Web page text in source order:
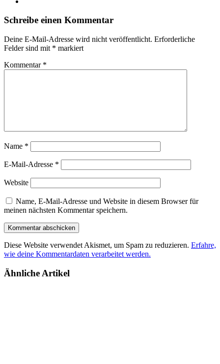
Schreibe einen Kommentar
Deine E-Mail-Adresse wird nicht veröffentlicht. Erforderliche
Felder sind mit * markiert
Kommentar *
Name *
E-Mail-Adresse *
Website
Name, E-Mail-Adresse und Website in diesem Browser für
meinen nächsten Kommentar speichern.
Diese Website verwendet Akismet, um Spam zu reduzieren. Erfahre,
wie deine Kommentardaten verarbeitet werden.
Ähnliche Artikel